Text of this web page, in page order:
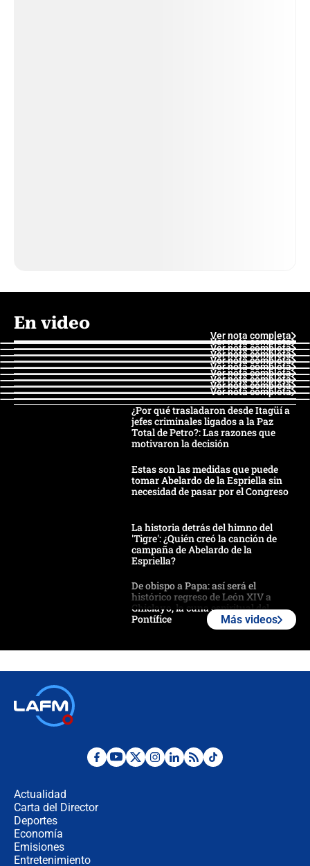
En video
Ver nota completa
Ver nota completa
Ver nota completa
Ver nota completa
Ver nota completa
Ver nota completa
Ver nota completa
Ver nota completa
Ver nota completa
Ver nota completa
¿Por qué trasladaron desde Itagüí a
jefes criminales ligados a la Paz
Total de Petro?: Las razones que
motivaron la decisión
Estas son las medidas que puede
tomar Abelardo de la Espriella sin
necesidad de pasar por el Congreso
La historia detrás del himno del
'Tigre': ¿Quién creó la canción de
campaña de Abelardo de la
Espriella?
De obispo a Papa: así será el
histórico regreso de León XIV a
Chiclayo, la cuna espiritual del
Pontífice
¿La posesión de Abelardo De la
Más videos
Actualidad
Carta del Director
Deportes
Economía
Emisiones
Entretenimiento